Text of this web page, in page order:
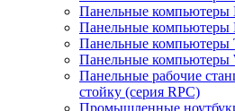
Панельные
Панельные компьютеры
Панельные компьютеры
Панельные компьютеры
Панельные рабочие
стойку (серия RPC)
Промышленные